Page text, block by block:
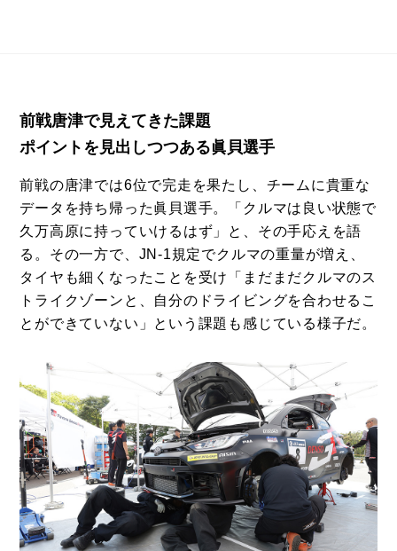
前戦唐津で見えてきた課題
ポイントを見出しつつある眞貝選手
前戦の唐津では6位で完走を果たし、チームに貴重な
データを持ち帰った眞貝選手。「クルマは良い状態で
久万高原に持っていけるはず」と、その手応えを語
る。その一方で、JN-1規定でクルマの重量が増え、
タイヤも細くなったことを受け「まだまだクルマのス
トライクゾーンと、自分のドライビングを合わせるこ
とができていない」という課題も感じている様子だ。